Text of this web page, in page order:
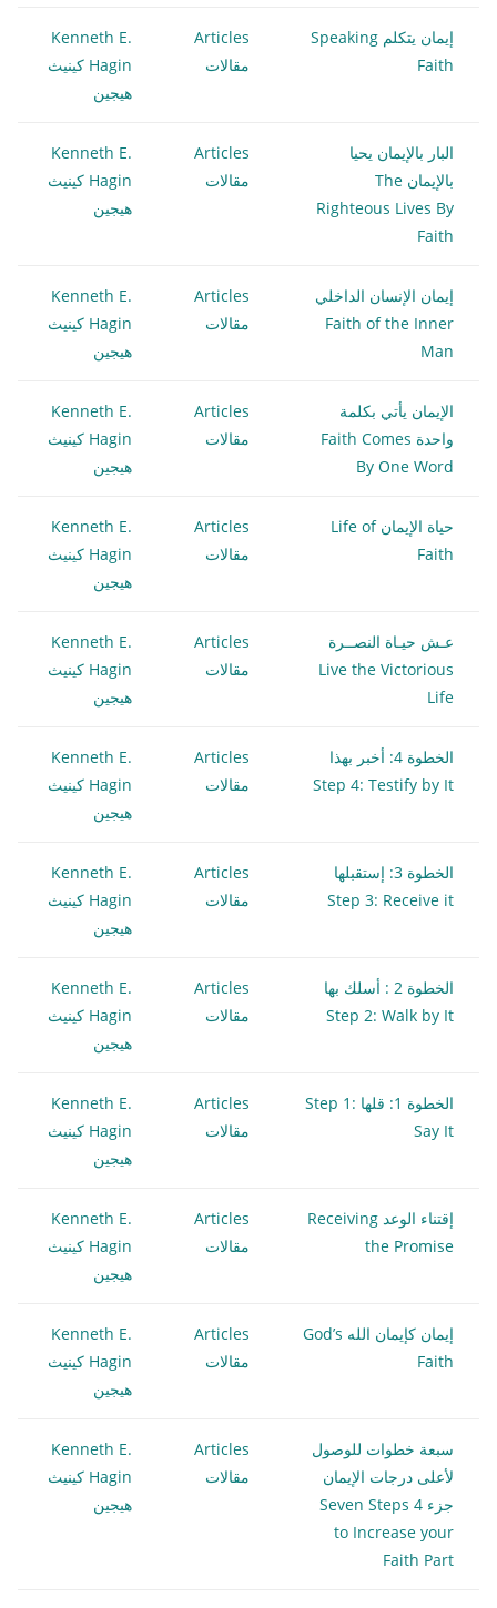
إيمان يتكلم Speaking
Faith
Articles
مقالات
Kenneth E.
Hagin كينيث
هيجين
البار بالإيمان يحيا
بالإيمان The
Righteous Lives By
Faith
Articles
مقالات
Kenneth E.
Hagin كينيث
هيجين
إيمان الإنسان الداخلي
Faith of the Inner
Man
Articles
مقالات
Kenneth E.
Hagin كينيث
هيجين
الإيمان يأتي بكلمة
واحدة Faith Comes
By One Word
Articles
مقالات
Kenneth E.
Hagin كينيث
هيجين
حياة الإيمان Life of
Faith
Articles
مقالات
Kenneth E.
Hagin كينيث
هيجين
عـش حيـاة النصــرة
Live the Victorious
Life
Articles
مقالات
Kenneth E.
Hagin كينيث
هيجين
الخطوة 4: أخبر بهذا
Step 4: Testify by It
Articles
مقالات
Kenneth E.
Hagin كينيث
هيجين
الخطوة 3: إستقبلها
Step 3: Receive it
Articles
مقالات
Kenneth E.
Hagin كينيث
هيجين
الخطوة 2 : أسلك بها
Step 2: Walk by It
Articles
مقالات
Kenneth E.
Hagin كينيث
هيجين
الخطوة 1: قلها Step 1:
Say It
Articles
مقالات
Kenneth E.
Hagin كينيث
هيجين
إقتناء الوعد Receiving
the Promise
Articles
مقالات
Kenneth E.
Hagin كينيث
هيجين
إيمان كإيمان الله God’s
Faith
Articles
مقالات
Kenneth E.
Hagin كينيث
هيجين
سبعة خطوات للوصول
لأعلى درجات الإيمان
جزء 4 Seven Steps
to Increase your
Faith Part
Articles
مقالات
Kenneth E.
Hagin كينيث
هيجين